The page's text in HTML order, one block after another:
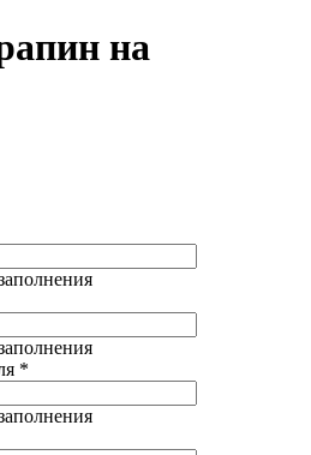
на
*